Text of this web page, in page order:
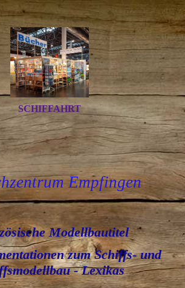
SCHIFFAHRT
Empfingen
Modellbautitel
zum Schiffs- und
- Lexikas